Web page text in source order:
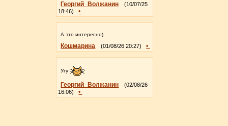
Георгий_Волжанин
(10/07/25
18:46)
•
А это интересно)
Кошмарина (01/08/26 20:27) •
Угу
Георгий_Волжанин
(02/08/26
16:06)
•